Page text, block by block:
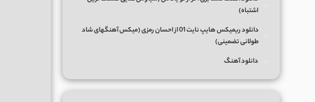
اشتباه)
دانلود ریمیکس هایپ نایت 01 از احسان رمزی (میکس آهنگهای شاد
طولانی تضمینی)
دانلود آهنگ